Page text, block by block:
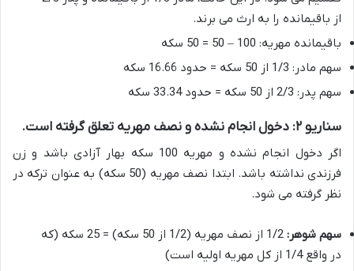
از باقیمانده را به ارث می برند.
باقیمانده مهریه: 100 – 50 = 50 سکه
سهم مادر: 1/3 از 50 سکه = حدود 16.66 سکه
سهم پدر: 2/3 از 50 سکه = حدود 33.34 سکه
سناریو ۲: دخول انجام نشده و نصف مهریه تعلق گرفته است.
اگر دخول انجام نشده و مهریه 100 سکه بهار آزادی باشد و زن
فرزندی نداشته باشد. ابتدا نصف مهریه (50 سکه) به عنوان ترکه در
نظر گرفته می شود.
سهم شوهر:
1/2 از نصف مهریه (1/2 از 50 سکه) = 25 سکه (که
در واقع 1/4 از کل مهریه اولیه است)